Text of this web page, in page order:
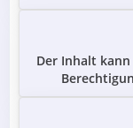
Der Inhalt